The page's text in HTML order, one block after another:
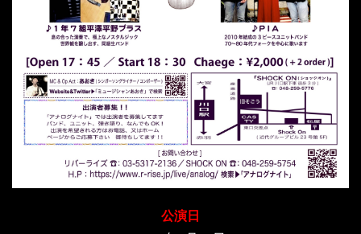
公演日